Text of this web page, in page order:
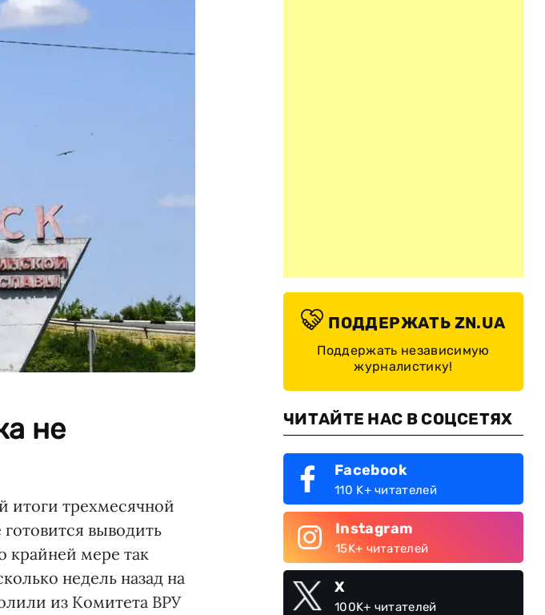
не
трехмесячной
выводить
крайней мере так
недель назад на
из Комитета ВРУ
ПОДДЕРЖАТЬ ZN.UA
Поддержать независимую
журналистику!
ЧИТАЙТЕ НАС В СОЦСЕТЯХ
Facebook
110 K+ читателей
Instagram
15K+ читателей
X
100K+ читателей